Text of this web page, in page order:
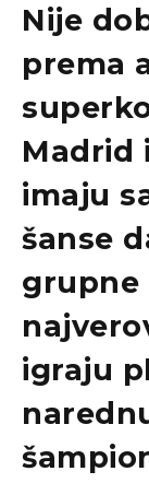
Nije
prema
Madrid
imaju
šanse
grupne
igraju